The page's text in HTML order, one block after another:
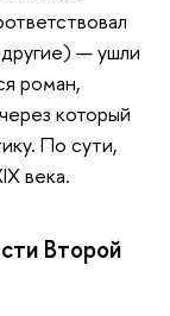
— ушли
роман,
который
По сути,
века.
Второй